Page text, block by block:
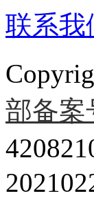
联系我
部备案